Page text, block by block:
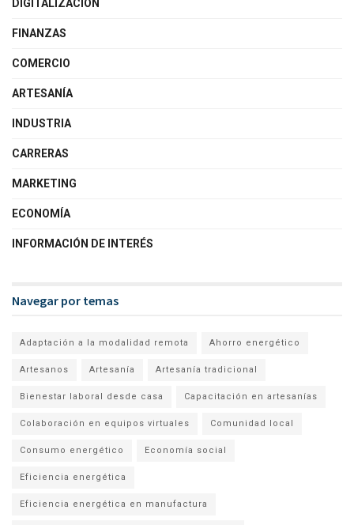
DIGITALIZACIÓN
FINANZAS
COMERCIO
ARTESANÍA
INDUSTRIA
CARRERAS
MARKETING
ECONOMÍA
INFORMACIÓN DE INTERÉS
Navegar por temas
Adaptación a la modalidad remota Ahorro energético
Artesanos Artesanía Artesanía tradicional
Bienestar laboral desde casa Capacitación en artesanías
Colaboración en equipos virtuales Comunidad local
Consumo energético Economía social
Eficiencia energética
Eficiencia energética en manufactura